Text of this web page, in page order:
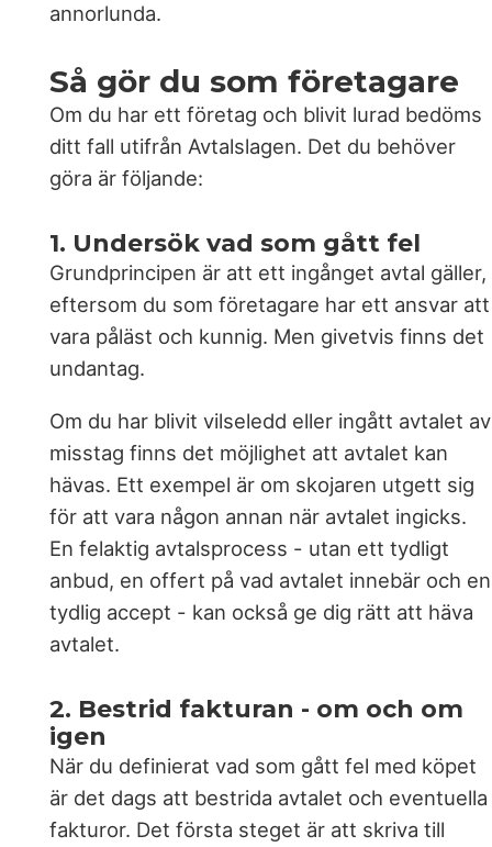
annorlunda.
Så gör du som företagare
Om du har ett företag och blivit lurad bedöms
ditt fall utifrån Avtalslagen. Det du behöver
göra är följande:
1. Undersök vad som gått fel
Grundprincipen är att ett ingånget avtal gäller,
eftersom du som företagare har ett ansvar att
vara påläst och kunnig. Men givetvis finns det
undantag.
Om du har blivit vilseledd eller ingått avtalet av
misstag finns det möjlighet att avtalet kan
hävas. Ett exempel är om skojaren utgett sig
för att vara någon annan när avtalet ingicks.
En felaktig avtalsprocess - utan ett tydligt
anbud, en offert på vad avtalet innebär och en
tydlig accept - kan också ge dig rätt att häva
avtalet.
2. Bestrid fakturan - om och om
igen
När du definierat vad som gått fel med köpet
är det dags att bestrida avtalet och eventuella
fakturor. Det första steget är att skriva till